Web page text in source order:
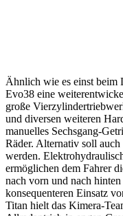
Ähnlich wie es einst beim
Evo38 eine
große
und diversen weiteren
manuelles Sechsgang-
Räder. Alternativ soll auch
werden.
ermöglichen dem Fahrer
nach vorn und nach
konsequenteren Einsatz
Titan hielt das Kimera-